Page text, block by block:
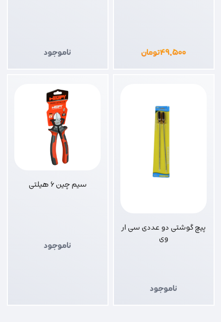
۴۹,۵۰۰تومان ناموجود
پیچ گوشتی دو عددی سی ار
وی
ناموجود
سیم چین 6 هیلتی
ناموجود